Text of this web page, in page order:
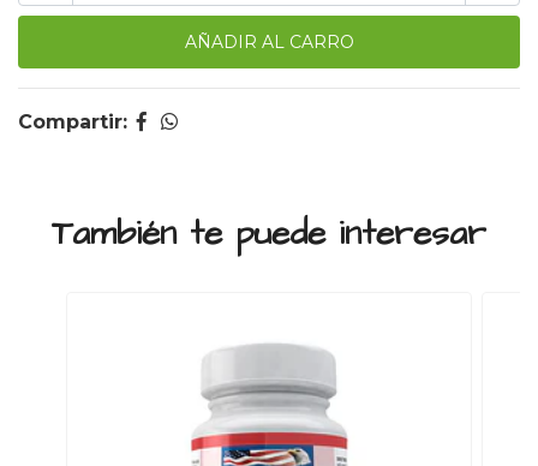
Compartir:
También te puede interesar